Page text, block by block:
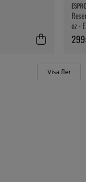
ESPRO
oz -
Visa fler